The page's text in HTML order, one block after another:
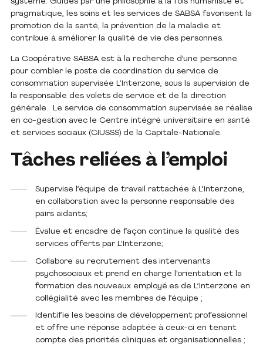
pragmatique, les soins et les services de SABSA favorisent la
promotion de la santé, la prévention de la maladie et
contribue à améliorer la qualité de vie des personnes.
La Coopérative SABSA est à la recherche d’une personne
pour combler le poste de coordination du service de
consommation supervisée L’Interzone, sous la supervision de
la responsable des volets de service et de la direction
générale. Le service de consommation supervisée se réalise
en co-gestion avec le Centre intégré universitaire en santé
et services sociaux (CIUSSS) de la Capitale-Nationale.
Tâches reliées à l’emploi
Supervise l’équipe de travail rattachée à L’Interzone,
en collaboration avec la personne responsable des
pairs aidants;
Évalue et encadre de façon continue la qualité des
services offerts par L’Interzone;
Collabore au recrutement des intervenants
psychosociaux et prend en charge l'orientation et la
formation des nouveaux employé.es de L’Interzone en
collégialité avec les membres de l’équipe ;
Identifie les besoins de développement professionnel
et offre une réponse adaptée à ceux-ci en tenant
compte des priorités cliniques et organisationnelles ;